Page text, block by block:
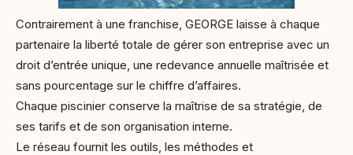
Contrairement à une franchise, GEORGE laisse à chaque
partenaire la liberté totale de gérer son entreprise avec un
droit d’entrée unique, une redevance annuelle maîtrisée et
sans pourcentage sur le chiffre d’affaires.
Chaque piscinier conserve la maîtrise de sa stratégie, de
ses tarifs et de son organisation interne.
Le réseau fournit les outils, les méthodes et